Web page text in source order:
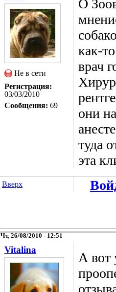
Не в сети
Регистрация:
03/03/2010
Сообщения: 69
О
как-
врач
они
туда
эта
Вверх
Чт, 26/08/2010 - 12:51
Vitalina
А вот